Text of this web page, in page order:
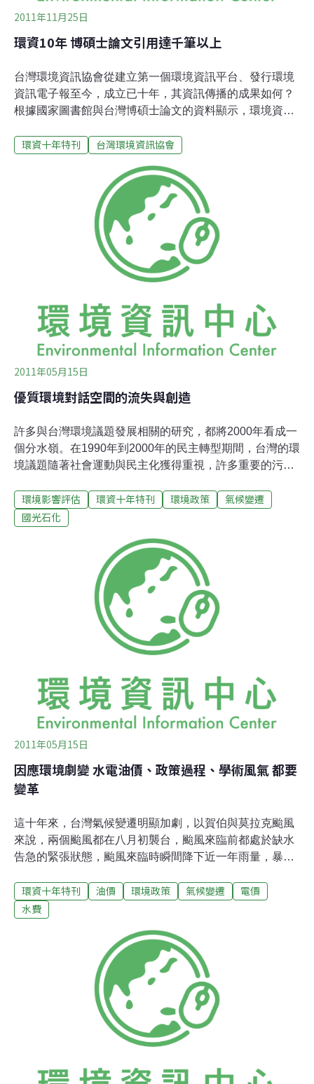
2011年11月25日
環資10年 博碩士論文引用達千筆以上
台灣環境資訊協會從建立第一個環境資訊平台、發行環境
資訊電子報至今，成立已十年，其資訊傳播的成果如何？
根據國家圖書館與台灣博碩士論文的資料顯示，環境資訊
1178筆。以e-info 查詢結果，1178筆引用或列入參考文獻
碩士論文引用或列入參考文獻，達1151筆。台灣環境資訊
協會自2000年4月17日提供環境資訊，2001年即獲國立東
華大學教育研究所一篇碩士論文所引用。累計到今年台灣
博碩士論文引用或列入參考文獻的1151筆，如果再細分中
文關鍵詞(相關詞)，以「永續發展」42篇最多，其他依序
為「全球暖化」32篇、「環境教育」24篇、「生態旅遊」
22篇、「態度」19篇。如果依學校分，以國立台灣師範大
篇、國立政治大學36篇、國立中山大學35篇。如依
環資十年特刊 台灣環境資訊協會
2011年05月15日
優質環境對話空間的流失與創造
許多與台灣環境議題發展相關的研究，都將2000年看成一
個分水嶺。在1990年到2000年的民主轉型期間，台灣的環
境議題隨著社會運動與民主化獲得重視，許多重要的污染
評估制度。除了來自國內民主化的政府體制變化與民間量
能提升之外，國際上對於環境議題的關懷也對台灣產生了
發展的概念，台灣也隨即在1994年成立了全球變遷政策指
導小組，這也是現在行政院國家永續發展委員會的前身。
歷經了激烈變動的轉型年代與來自國際刺激的90年代後，
邁入千禧年後台灣的環境議題，面臨了多元又深沈的挑
戰。我將在這篇短文中，從全球趨勢的發展與台灣在地的
實踐，分享我對這十年來環境變遷的觀察與省思。環境關
懷轉向大尺度、跨境問題從全球發展的趨勢而言，這十年
大規模的氣候變遷時代。不論是國
環境影響評估 環資十年特刊 環境政策
氣候變遷
國光石化
2011年05月15日
因應環境劇變 水電油價、政策過程、學術風氣 都要
變革
這十年來，台灣氣候變遷明顯加劇，以賀伯與莫拉克颱風
來說，兩個颱風都在八月初襲台，颱風來臨前都處於缺水
告急的緊張狀態，颱風來臨時瞬間降下近一年雨量，暴雨
很明顯的，可據以歸結出以下兩項事實：一、極端氣候已
經趨於常態化；二、旱澇災情將會更趨頻繁。氣候變遷是
一、調適（adaptation）二、減緩（mitigation）。前者點
出我們需與自然環境和平共處；後者則提醒我們需要透過
政策，在產業結構上進行調整，以有效減緩溫室氣體排
放。低水電、低油價政策若不改變，一切都是空談儘管近
十年來公民環保意識抬頭，但卻一直無法在政治上獲得支
持來發展出有力道的變革方案，這跟我們立法院藍綠對立
的氛圍有關。不像歐洲國家的總理上台，談的是環境政
治人物通常不願意冒著喪失選票的
環資十年特刊 油價 環境政策 氣候變遷
電價
水費